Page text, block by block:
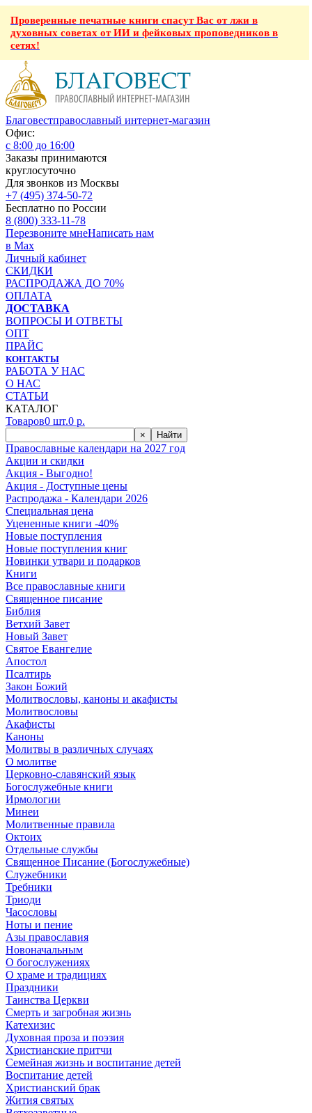
Проверенные печатные книги спасут Вас от лжи в
духовных советах от ИИ и фейковых проповедников в
сетях!
Благовестправославный интернет-магазин
Офис:
с 8:00 до 16:00
Заказы принимаются
круглосуточно
Для звонков из Москвы
+7 (495) 374-50-72
Бесплатно по России
8 (800) 333-11-78
Перезвоните мнеНаписать нам
в Max
Личный кабинет
СКИДКИ
РАСПРОДАЖА ДО 70%
ОПЛАТА
ДОСТАВКА
ВОПРОСЫ И ОТВЕТЫ
ОПТ
ПРАЙС
КОНТАКТЫ
РАБОТА У НАС
О НАС
СТАТЬИ
КАТАЛОГ
Товаров0 шт.0 р.
× Найти
Православные календари на 2027 год
Акции и скидки
Акция - Выгодно!
Акция - Доступные цены
Распродажа - Календари 2026
Специальная цена
Уцененные книги -40%
Новые поступления
Новые поступления книг
Новинки утвари и подарков
Книги
Все православные книги
Священное писание
Библия
Ветхий Завет
Новый Завет
Святое Евангелие
Апостол
Псалтирь
Закон Божий
Молитвословы, каноны и акафисты
Молитвословы
Акафисты
Каноны
Молитвы в различных случаях
О молитве
Церковно-славянский язык
Богослужебные книги
Ирмологии
Минеи
Молитвенные правила
Октоих
Отдельные службы
Священное Писание (Богослужебные)
Служебники
Требники
Триоди
Часословы
Ноты и пение
Азы православия
Новоначальным
О богослужениях
О храме и традициях
Праздники
Таинства Церкви
Смерть и загробная жизнь
Катехизис
Духовная проза и поэзия
Христианские притчи
Семейная жизнь и воспитание детей
Воспитание детей
Христианский брак
Жития святых